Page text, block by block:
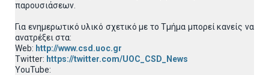
παρουσιάσεων.
Για ενημερωτικό υλικό σχετικό με το Τμήμα μπορεί κανείς να
ανατρέξει στα:
Web: http://www.csd.uoc.gr
Twitter: https://twitter.com/UOC_CSD_News
YouTube: